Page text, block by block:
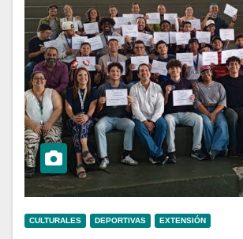
CULTURALES DEPORTIVAS EXTENSIÓN